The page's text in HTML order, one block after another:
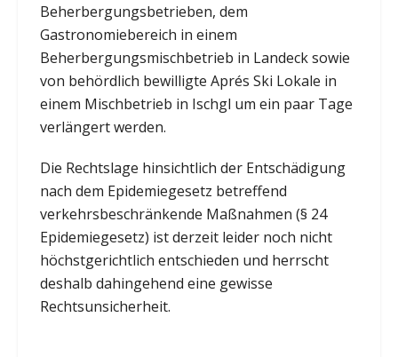
Beherbergungsbetrieben, dem
Gastronomiebereich in einem
Beherbergungsmischbetrieb in Landeck sowie
von behördlich bewilligte Aprés Ski Lokale in
einem Mischbetrieb in Ischgl um ein paar Tage
verlängert werden.
Die Rechtslage hinsichtlich der Entschädigung
nach dem Epidemiegesetz betreffend
verkehrsbeschränkende Maßnahmen (§ 24
Epidemiegesetz) ist derzeit leider noch nicht
höchstgerichtlich entschieden und herrscht
deshalb dahingehend eine gewisse
Rechtsunsicherheit.